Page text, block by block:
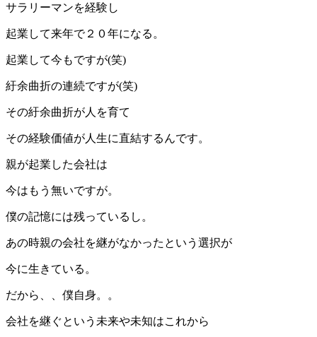
サラリーマンを経験し
起業して来年で２０年になる。
起業して今もですが(笑)
紆余曲折の連続ですが(笑)
その紆余曲折が人を育て
その経験価値が人生に直結するんです。
親が起業した会社は
今はもう無いですが。
僕の記憶には残っているし。
あの時親の会社を継がなかったという選択が
今に生きている。
だから、、僕自身。。
会社を継ぐという未来や未知はこれから